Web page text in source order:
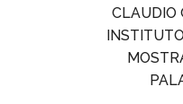
CLAUDIO